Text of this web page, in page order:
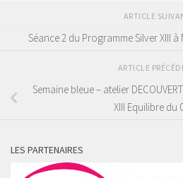
ARTICLE
Séance 2 du Programme Silver XIII
ARTICLE
Semaine bleue – atelier
XIII Equilibre du
LES PARTENAIRES